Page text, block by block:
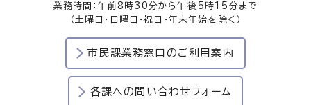
業務時間：午前8時30分から午後5時15分まで
（土曜日・日曜日・祝日・年末年始を除く）
市民課業務窓口のご利用案内
各課への問い合わせフォーム